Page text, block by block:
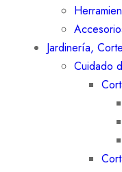
Jardinería,
Cuidado